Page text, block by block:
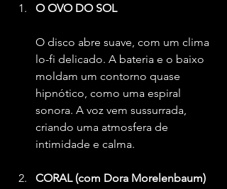
O OVO DO SOL
O disco abre suave, com um clima
lo-fi delicado. A bateria e o baixo
moldam um contorno quase
hipnótico, como uma espiral
sonora. A voz vem sussurrada,
criando uma atmosfera de
intimidade e calma.
CORAL (com Dora Morelenbaum)